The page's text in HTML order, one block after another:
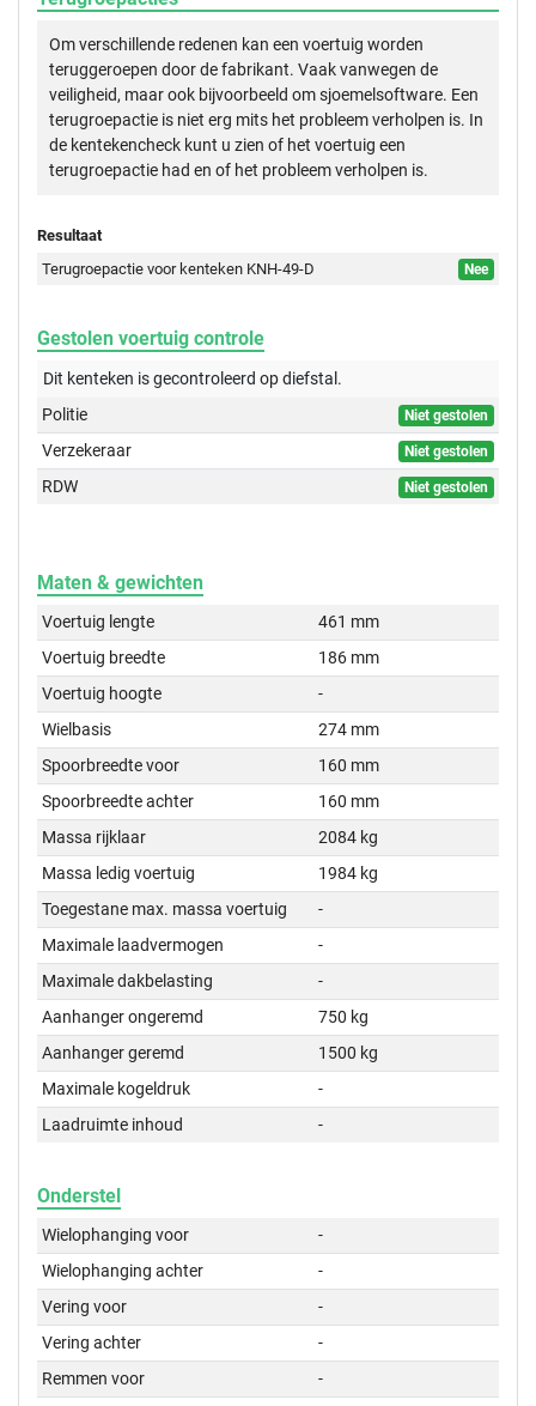
Om verschillende redenen kan een voertuig worden
teruggeroepen door de fabrikant. Vaak vanwegen de
veiligheid, maar ook bijvoorbeeld om sjoemelsoftware. Een
terugroepactie is niet erg mits het probleem verholpen is. In
de kentekencheck kunt u zien of het voertuig een
terugroepactie had en of het probleem verholpen is.
Resultaat
Terugroepactie voor kenteken KNH-49-D
Nee
Gestolen voertuig controle
Dit kenteken is gecontroleerd opdiefstal.
Politie
Niet gestolen
Verzekeraar Niet gestolen
RDW Niet gestolen
Maten & gewichten
Voertuig lengte
461 mm
Voertuig breedte
186 mm
Voertuig hoogte
-
Wielbasis
274 mm
Spoorbreedte voor
160 mm
Spoorbreedte achter
160 mm
Massa rijklaar
2084 kg
Massa ledig voertuig
1984 kg
Toegestane max. massa voertuig
-
Maximale laadvermogen
-
Maximale dakbelasting
-
Aanhanger ongeremd
750 kg
Aanhanger geremd
1500 kg
Maximale kogeldruk
-
Laadruimte inhoud
-
Onderstel
Wielophanging voor
-
Wielophanging achter
-
Vering voor
-
Vering achter
-
Remmen voor
-